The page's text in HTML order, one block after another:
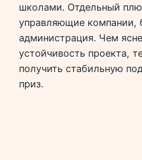
школами. Отдельный
управляющие компании,
администрация. Чем
устойчивость проекта,
получить стабильную
приз.